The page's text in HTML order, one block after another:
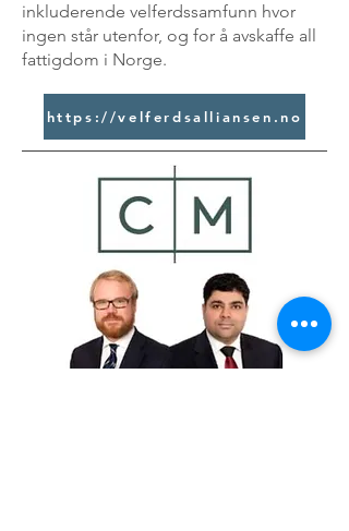
inkluderende velferdssamfunn hvor
ingen står utenfor, og for å avskaffe all
fattigdom i Norge.
https://velferdsalliansen.no